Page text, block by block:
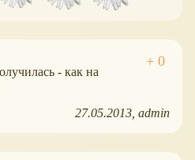
- как на
27.05.2013 admin